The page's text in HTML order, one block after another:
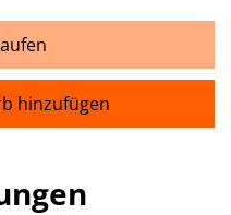
hinzufügen